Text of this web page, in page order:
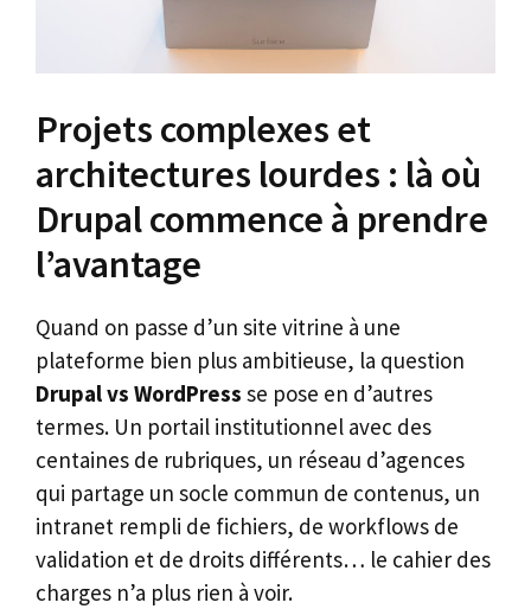
Projets complexes et
architectures lourdes : là où
Drupal commence à prendre
l’avantage
Quand on passe d’un site vitrine à une
plateforme bien plus ambitieuse, la question
Drupal vs WordPress se pose en d’autres
termes. Un portail institutionnel avec des
centaines de rubriques, un réseau d’agences
qui partage un socle commun de contenus, un
intranet rempli de fichiers, de workflows de
validation et de droits différents… le cahier des
charges n’a plus rien à voir.